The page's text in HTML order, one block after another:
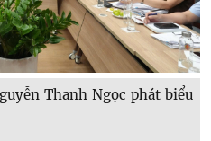
Thanh Ngọc phát biểu